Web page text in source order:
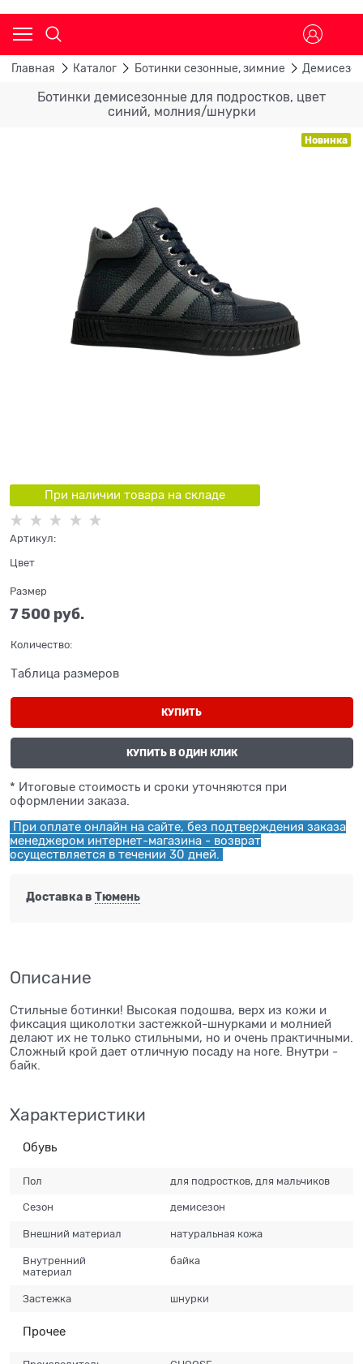
Главная Каталог Ботинки сезонные, зимние
Ботинки демисезонные для подростков, цвет
синий, молния/шнурки
Новинка
При наличии товара на складе
Артикул:
Цвет
Размер
7 500 руб.
Количество:
Таблица размеров
КУПИТЬ
КУПИТЬ В ОДИН КЛИК
* Итоговые стоимость и сроки уточняются при
оформлении заказа.
При оплате онлайн на сайте, без подтверждения заказа
менеджером интернет-магазина - возврат
осуществляется в течении 30 дней.
Доставка в Тюмень
Описание
Стильные ботинки! Высокая подошва, верх из кожи и
фиксация щиколотки застежкой-шнурками и молнией
делают их не только стильными, но и очень практичными.
Сложный крой дает отличную посаду на ноге. Внутри -
байк.
Характеристики
Обувь
Пол для подростков, для мальчиков
Сезон демисезон
Внешний материал натуральная кожа
Внутренний
материал
байка
Застежка шнурки
Прочее